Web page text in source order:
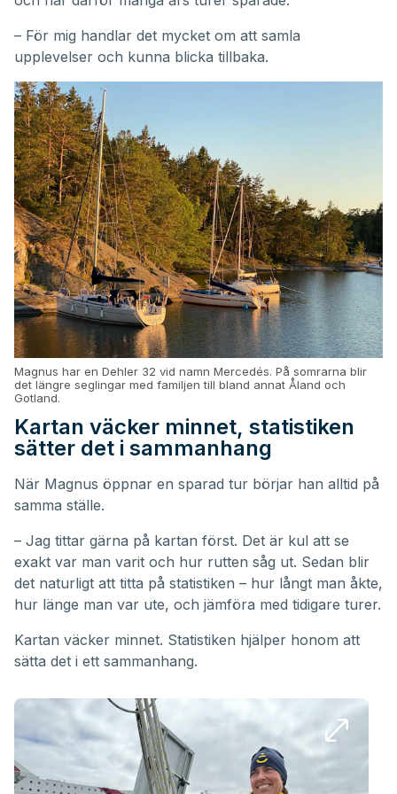
– För mig handlar det mycket om att samla
upplevelser och kunna blicka tillbaka.
Magnus har en Dehler 32 vid namn Mercedés. På somrarna blir
det längre seglingar med familjen till bland annat Åland och
Gotland.
Kartan väcker minnet, statistiken
sätter det i sammanhang
När Magnus öppnar en sparad tur börjar han alltid på
samma ställe.
– Jag tittar gärna på kartan först. Det är kul att se
exakt var man varit och hur rutten såg ut. Sedan blir
det naturligt att titta på statistiken – hur långt man åkte,
hur länge man var ute, och jämföra med tidigare turer.
Kartan väcker minnet. Statistiken hjälper honom att
sätta det i ett sammanhang.